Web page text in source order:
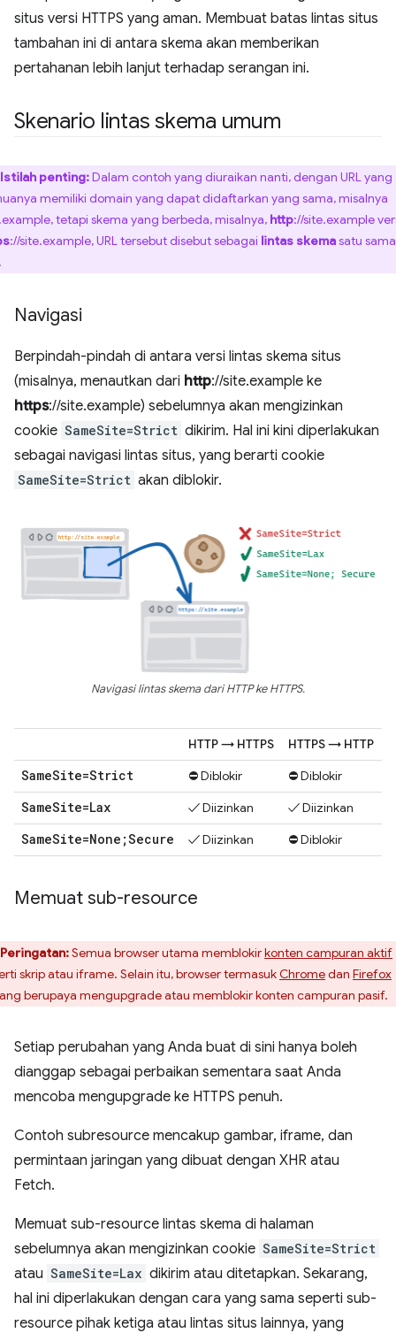
situs versi HTTPS yang aman. Membuat batas lintas situs
tambahan ini di antara skema akan memberikan
pertahanan lebih lanjut terhadap serangan ini.
Skenario lintas skema umum
Istilah penting:Dalam contoh yang diuraikan nanti, dengan URL yang
memiliki domain yang dapat didaftarkan yang sama, misalnya
tetapi skema yang berbeda, misalnya, http://site.example
://site.example, URL tersebut disebut sebagai lintas skemasatu sama
Navigasi
Berpindah-pindah di antara versi lintas skema situs
(misalnya, menautkan dari http://site.example ke
https://site.example) sebelumnya akan mengizinkan
cookie SameSite=Strict dikirim. Hal ini kini diperlakukan
sebagai navigasi lintas situs, yang berarti cookie
SameSite=Strict akan diblokir.
Navigasi lintas skema dari HTTP ke HTTPS.
HTTP → HTTPS HTTPS → HTTP
SameSite=Strict ⛔ Diblokir ⛔ Diblokir
SameSite=Lax ✓ Diizinkan ✓ Diizinkan
SameSite=None;Secure ✓ Diizinkan ⛔ Diblokir
Memuat sub-resource
Peringatan:Semua browser utama memblokirkonten campuran aktif
skrip atau iframe. Selain itu, browser termasukChromedan Firefox
berupaya mengupgrade atau memblokir konten campuran pasif.
Setiap perubahan yang Anda buat di sini hanya boleh
dianggap sebagai perbaikan sementara saat Anda
mencoba mengupgrade ke HTTPS penuh.
Contoh subresource mencakup gambar, iframe, dan
permintaan jaringan yang dibuat dengan XHR atau
Fetch.
Memuat sub-resource lintas skema di halaman
sebelumnya akan mengizinkan cookie SameSite=Strict
atau SameSite=Lax dikirim atau ditetapkan. Sekarang,
hal ini diperlakukan dengan cara yang sama seperti sub-
resource pihak ketiga atau lintas situs lainnya, yang